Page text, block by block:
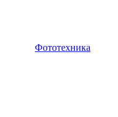
Фототехника